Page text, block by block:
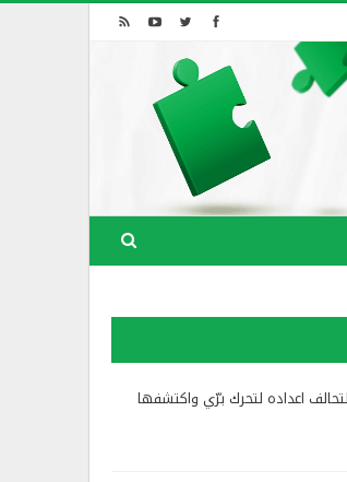
اعداده لتحرك برّي واكتشفها